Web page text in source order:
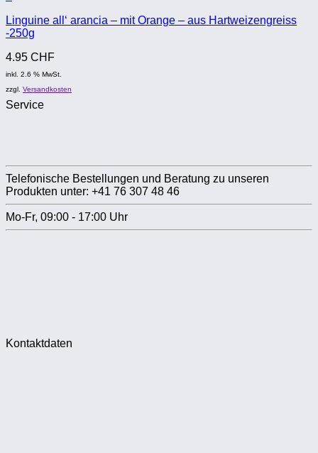
Linguine all‘ arancia – mit Orange – aus Hartweizengreiss
-250g
4.95 CHF
inkl. 2.6 % MwSt.
zzgl. Versandkosten
Service
Telefonische Bestellungen und Beratung zu unseren
Produkten unter: +41 76 307 48 46
Mo-Fr, 09:00 - 17:00 Uhr
Kontaktdaten